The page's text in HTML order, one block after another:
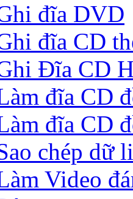
đĩa DVD
đĩa CD
Đĩa CD
đĩa CD
đĩa CD
chép dữ
Video